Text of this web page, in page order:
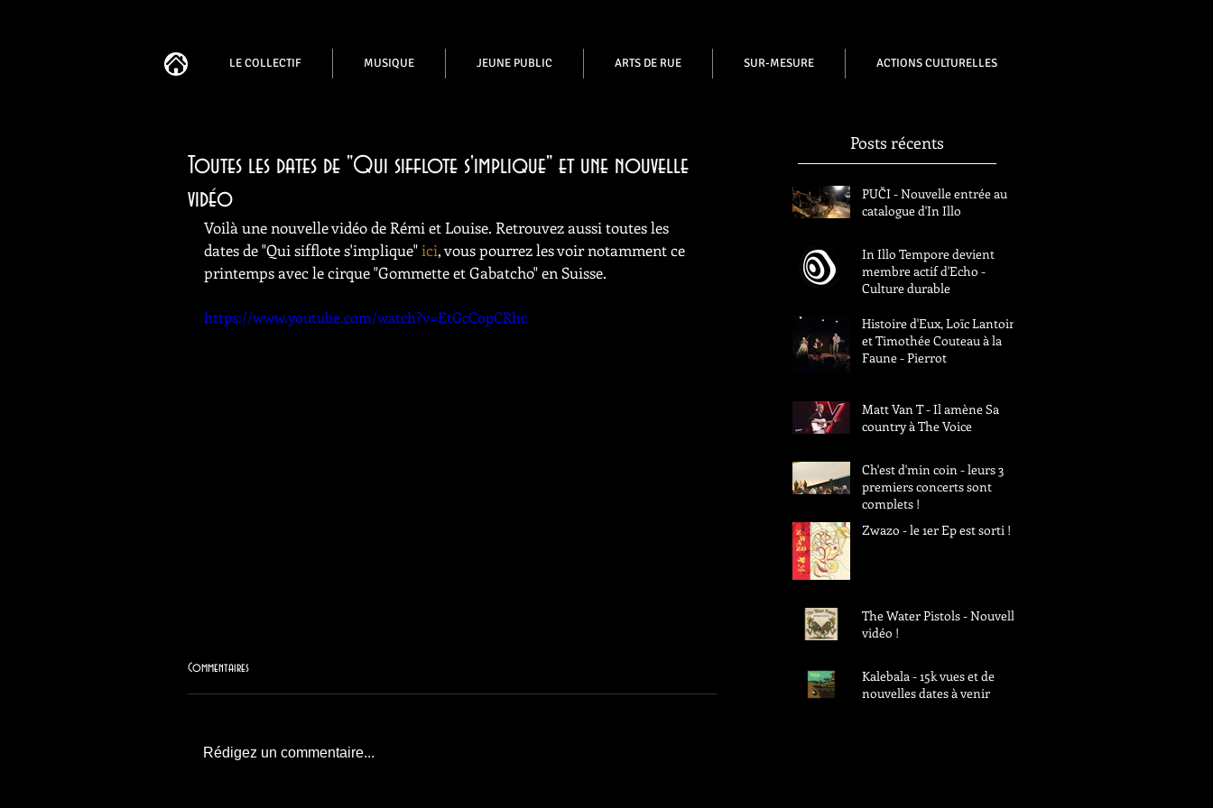
LE COLLECTIF MUSIQUE JEUNE PUBLIC ARTS DE RUE SUR-MESURE ACTIONS CULTURELLES
Toutes les dates de "Qui sifflote s'implique" et une nouvelle
vidéo
Voilà une nouvelle vidéo de Rémi et Louise. Retrouvez aussi toutes les
dates de "Qui sifflote s'implique" ici, vous pourrez les voir notamment ce
printemps avec le cirque "Gommette et Gabatcho" en Suisse.
https://www.youtube.com/watch?v=EtGcCopCRhc
Commentaires
Rédigez un commentaire...
Posts récents
PUČI - Nouvelle entrée au
catalogue d'In Illo
In Illo Tempore devient
membre actif d'Echo -
Culture durable
Histoire d'Eux, Loïc Lantoine
et Timothée Couteau à la
Faune - Pierrot
Matt Van T - Il amène Sa
country à The Voice
Ch'est d'min coin - leurs 3
premiers concerts sont
complets !
Zwazo - le 1er Ep est sorti !
The Water Pistols - Nouvelle
vidéo !
Kalebala - 15k vues et de
nouvelles dates à venir